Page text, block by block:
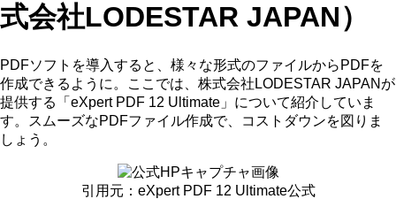
式会社LODESTAR JAPAN）
PDFソフトを導入すると、様々な形式のファイルからPDFを
作成できるように。ここでは、株式会社LODESTAR JAPANが
提供する「eXpert PDF 12 Ultimate」について紹介していま
す。スムーズなPDFファイル作成で、コストダウンを図りま
しょう。
引用元：eXpert PDF 12 Ultimate公式